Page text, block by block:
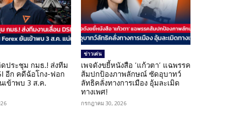
ดประชุม กมธ.! ส่งทีม
อีก คดีฉ้อโกง-ฟอก
เข้าพบ 3 ส.ค.
ข่าวเด่น
เพจดังขยี้หนังสือ ‘แก้วตา’ แฉพรรค
ส้มปกป้องภาพลักษณ์ ซัดอุบาทว์
ลัทธิคลั่งทางการเมือง อุ้มละเมิด
ทางเพศ!
กรกฎาคม 30, 2026